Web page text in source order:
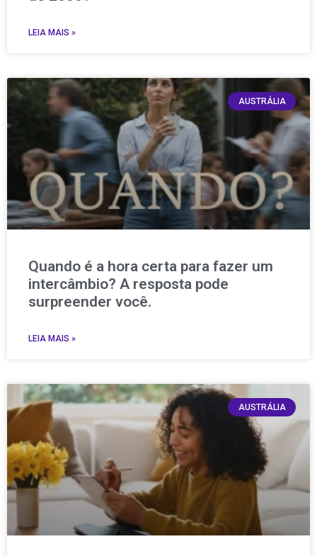
LEIA MAIS »
AUSTRÁLIA
Quando é a hora certa para fazer um
intercâmbio? A resposta pode
surpreender você.
LEIA MAIS »
AUSTRÁLIA